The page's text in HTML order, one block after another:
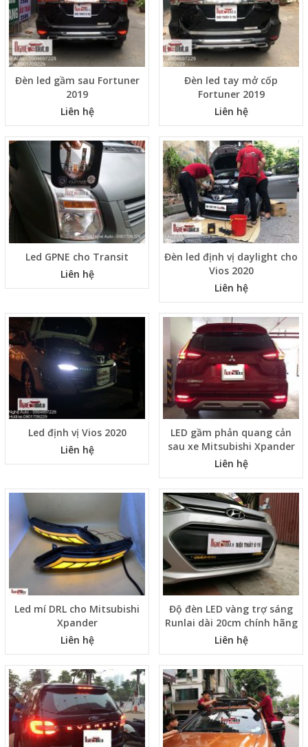
Đèn led gầm sau Fortuner
2019
Liên hệ
Đèn led tay mở cốp
Fortuner 2019
Liên hệ
Led GPNE cho Transit
Liên hệ
Đèn led định vị daylight cho
Vios 2020
Liên hệ
Led định vị Vios 2020
Liên hệ
LED gầm phản quang cản
sau xe Mitsubishi Xpander
Liên hệ
Led mí DRL cho Mitsubishi
Xpander
Liên hệ
Độ đèn LED vàng trợ sáng
Runlai dài 20cm chính hãng
Liên hệ